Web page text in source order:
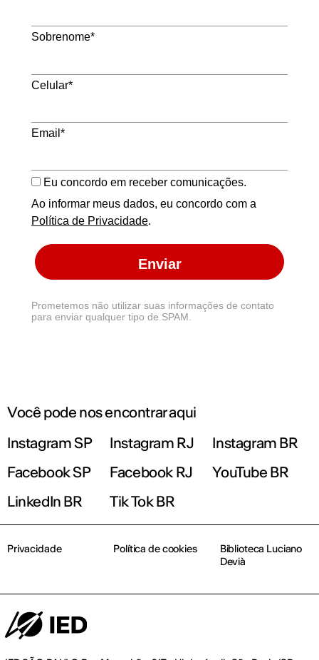
Sobrenome*
Celular*
Email*
Eu concordo em receber comunicações.
Ao informar meus dados, eu concordo com a
Política de Privacidade.
Enviar
Prometemos não utilizar suas informações de contato
para enviar qualquer tipo de SPAM.
Você pode nos encontrar aqui
Instagram SP
Instagram RJ
Instagram BR
Facebook SP
Facebook RJ
YouTube BR
LinkedIn BR
Tik Tok BR
Privacidade Política de cookies
Biblioteca Luciano
Devià